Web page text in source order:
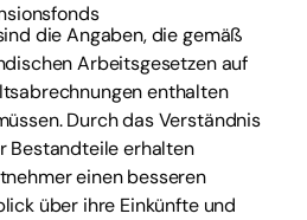
die Angaben, die gemäß
Arbeitsgesetzen auf
enthalten
Durch das Verständnis
Bestandteile erhalten
einen besseren
über ihre Einkünfte und